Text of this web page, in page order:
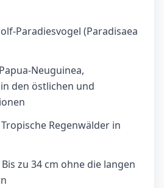
Paradiesvogel (Paradisaea
Papua-Neuguinea,
den östlichen und
Tropische Regenwälder in
Bis zu 34 cm ohne die langen